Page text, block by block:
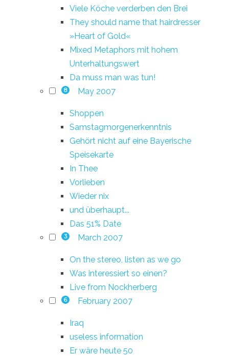
Viele Köche verderben den Brei
They should name that hairdresser
»Heart of Gold«
Mixed Metaphors mit hohem
Unterhaltungswert
Da muss man was tun!
8 May 2007
Shoppen
Samstagmorgenerkenntnis
Gehört nicht auf eine Bayerische
Speisekarte
In Thee
Vorlieben
Wieder nix
und überhaupt...
Das 51% Date
3 March 2007
On the stereo, listen as we go
Was interessiert so einen?
Live from Nockherberg
6 February 2007
Iraq
useless information
Er wäre heute 50